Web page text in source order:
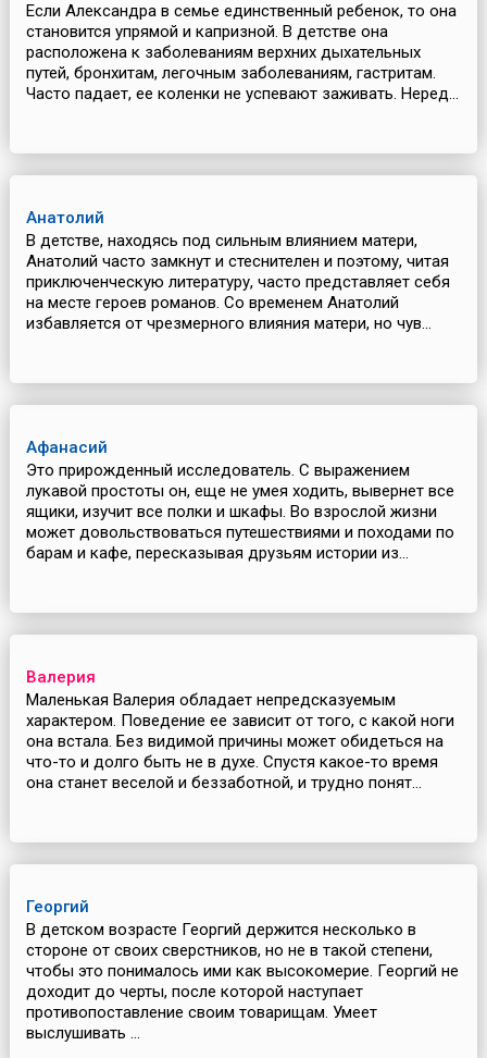
Если Александра в семье единственный ребенок, то она
становится упрямой и капризной. В детстве она
расположена к заболеваниям верхних дыхательных
путей, бронхитам, легочным заболеваниям, гастритам.
Часто падает, ее коленки не успевают заживать. Неред...
Анатолий
В детстве, находясь под сильным влиянием матери,
Анатолий часто замкнут и стеснителен и поэтому, читая
приключенческую литературу, часто представляет себя
на месте героев романов. Со временем Анатолий
избавляется от чрезмерного влияния матери, но чув...
Афанасий
Это прирожденный исследователь. С выражением
лукавой простоты он, еще не умея ходить, вывернет все
ящики, изучит все полки и шкафы. Во взрослой жизни
может довольствоваться путешествиями и походами по
барам и кафе, пересказывая друзьям истории из...
Валерия
Маленькая Валерия обладает непредсказуемым
характером. Поведение ее зависит от того, с какой ноги
она встала. Без видимой причины может обидеться на
что-то и долго быть не в духе. Спустя какое-то время
она станет веселой и беззаботной, и трудно понят...
Георгий
В детском возрасте Георгий держится несколько в
стороне от своих сверстников, но не в такой степени,
чтобы это понималось ими как высокомерие. Георгий не
доходит до черты, после которой наступает
противопоставление своим товарищам. Умеет
выслушивать ...